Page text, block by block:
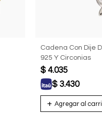
Cadena Con Dije
925 Y Circonias
$ 4.035
$ 3.430